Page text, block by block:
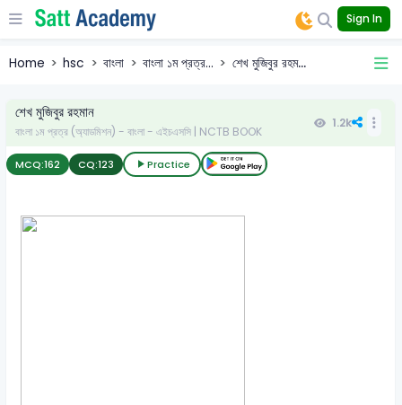
Sign In
Home hsc বাংলা বাংলা ১ম প্রত্র... শেখ মুজিবুর রহম...
শেখ মুজিবুর রহমান
বাংলা ১ম প্রত্র (অ্যাডমিশন) - বাংলা - এইচএসসি | NCTB BOOK
1.2k
MCQ:162 CQ:123 Practice